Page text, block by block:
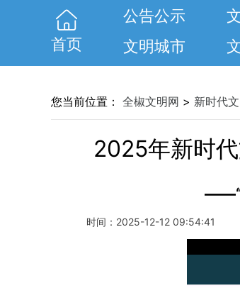
首页
公告公示
文明城市
您当前位置： 全椒文明网 > 新时代
2025年新时
——“
时间： 2025-12-12 09:54:41